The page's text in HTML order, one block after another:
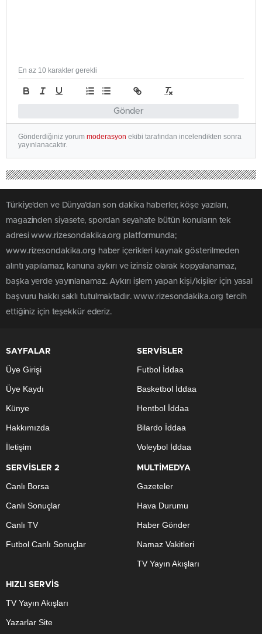
Gönder
En az 10 karakter gerekli
Gönderdiğiniz yorum moderasyon ekibi tarafından incelendikten sonra
yayınlanacaktır.
Türkiye'den ve Dünya’dan son dakika haberler, köşe yazıları,
magazinden siyasete, spordan seyahate bütün konuların tek
adresi www.rizesondakika.org platformunda;
www.rizesondakika.org haber içerikleri kaynak gösterilmeden
alıntı yapılamaz, kanuna aykırı ve izinsiz olarak kopyalanamaz,
başka yerde yayınlanamaz. Aykırı işlem yapan kişi/kişiler için yasal
başvuru hakkı saklı tutulmaktadır. www.rizesondakika.org tercih
ettiğiniz için teşekkür ederiz.
SAYFALAR
Üye Girişi
Üye Kaydı
Künye
Hakkımızda
İletişim
SERVİSLER
Futbol İddaa
Basketbol İddaa
Hentbol İddaa
Bilardo İddaa
Voleybol İddaa
SERVİSLER 2
Canlı Borsa
Canlı Sonuçlar
Canlı TV
Futbol Canlı Sonuçlar
MULTİMEDYA
Gazeteler
Hava Durumu
Haber Gönder
Namaz Vakitleri
TV Yayın Akışları
HIZLI SERVİS
TV Yayın Akışları
Yazarlar Site